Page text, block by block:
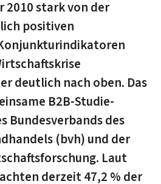
stark von der
positiven
deutlich nach oben. Das
B2B-Studie-
Bundes­verbands des
(bvh) und der
Laut
derzeit 47,2 % der